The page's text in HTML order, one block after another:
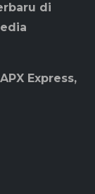
di
Express,